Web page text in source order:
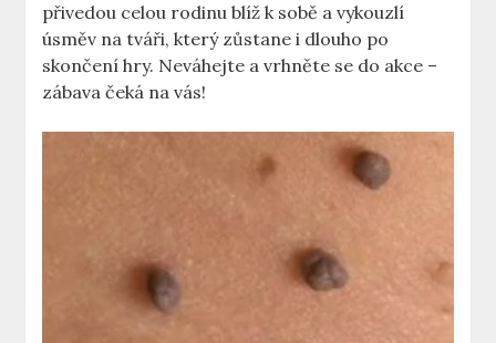
přivedou celou rodinu blíž k sobě a vykouzlí
úsměv na tváři, který zůstane i dlouho po
skončení hry. Neváhejte a vrhněte se do akce –
zábava čeká na vás!